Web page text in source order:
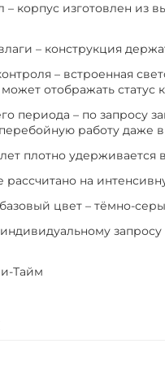
корпус изготовлен из
– конструкция
– встроенная
отображать статус
периода – по запросу
работу даже
плотно удерживается
рассчитано на
цвет – тёмно-
индивидуальному
Тайм